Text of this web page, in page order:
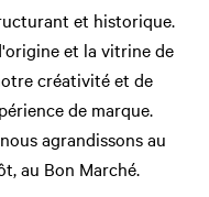
et historique.
et la vitrine de
créativité et de
de marque.
agrandissons au
au Bon Marché.